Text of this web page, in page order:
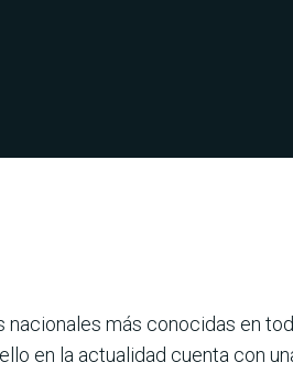
más conocidas en
en la actualidad cuenta con